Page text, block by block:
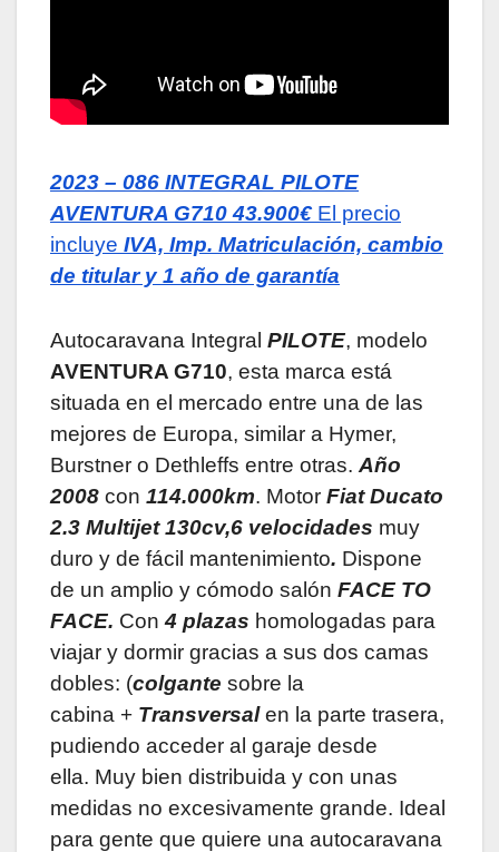
2023 – 086 INTEGRAL PILOTE
AVENTURA G710 43.900€ El precio
incluye IVA, Imp. Matriculación, cambio
de titular y 1 año de garantía
Autocaravana Integral PILOTE, modelo
AVENTURA G710, esta marca está
situada en el mercado entre una de las
mejores de Europa, similar a Hymer,
Burstner o Dethleffs entre otras. Año
2008 con 114.000km. Motor Fiat Ducato
2.3 Multijet 130cv,6 velocidades muy
duro y de fácil mantenimiento. Dispone
de un amplio y cómodo salón FACE TO
FACE. Con4 plazas homologadas para
viajar y dormir gracias a sus dos camas
dobles: (colgante sobre la
cabina + Transversalen la parte trasera,
pudiendo acceder al garaje desde
ella. Muy bien distribuida y con unas
medidas no excesivamente grande. Ideal
para gente que quiere una autocaravana